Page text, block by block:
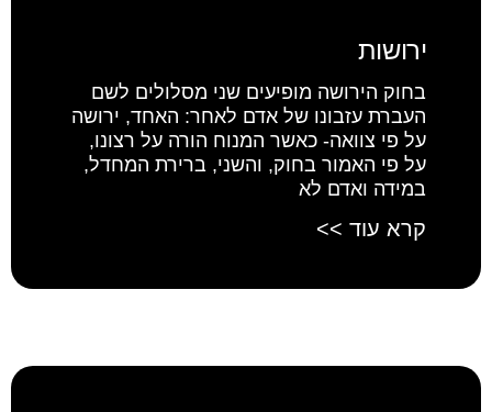
ירושות
בחוק הירושה מופיעים שני מסלולים לשם
העברת עזבונו של אדם לאחר: האחד, ירושה
על פי צוואה- כאשר המנוח הורה על רצונו,
על פי האמור בחוק, והשני, ברירת המחדל,
במידה ואדם לא
קרא עוד >>